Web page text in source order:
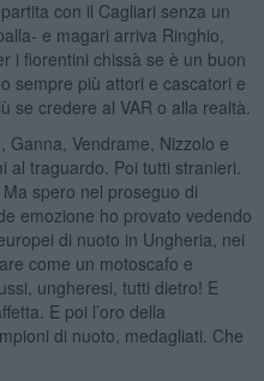
con il Cagliari senza un
e magari arriva Ringhio,
i fiorentini chissà se è un buon
sempre più attori e cascatori e
se credere al VAR o alla realtà.
Ganna, Vendrame, Nizzolo e
al traguardo. Poi tutti stranieri.
spero nel proseguo di
emozione ho provato vedendo
di nuoto in Ungheria, nei
come un motoscafo e
ungheresi, tutti dietro! E
E poi l’oro della
di nuoto, medagliati. Che